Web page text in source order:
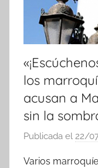
los
acusan a
sin la
Publicada el 22/
Varios